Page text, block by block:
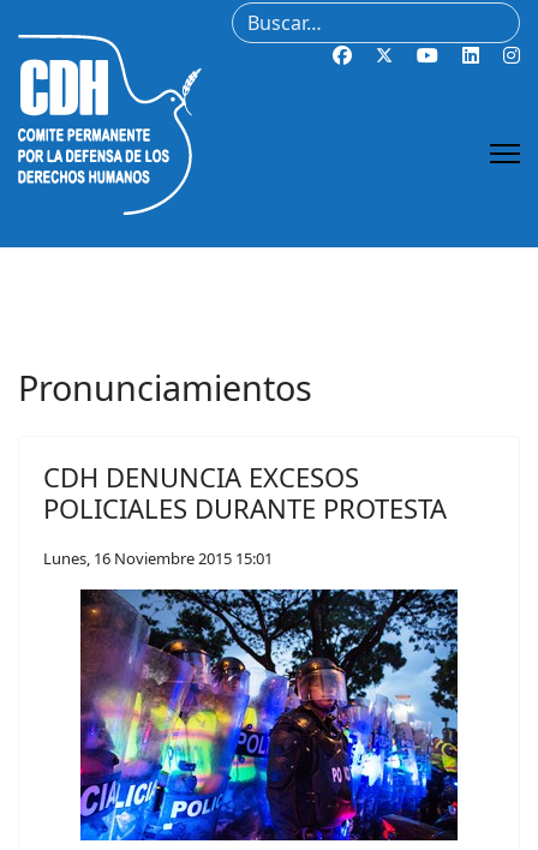
Buscar
Pronunciamientos
CDH DENUNCIA EXCESOS
POLICIALES DURANTE PROTESTA
Lunes, 16 Noviembre 2015 15:01